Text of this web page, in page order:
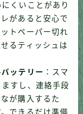
くいことがあり
があると安心で
トペーパー切れ
るティッシュは
ッテリー ： スマ
すし、連絡手段
が購入するた
できるだけ準備